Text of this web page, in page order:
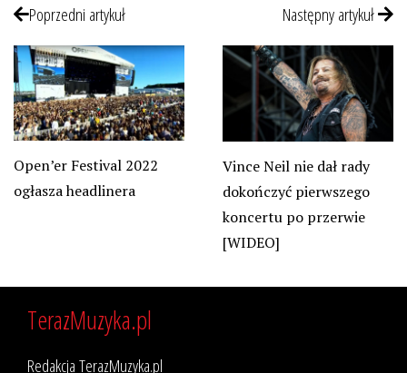
Poprzedni artykuł
Open’er Festival 2022
ogłasza headlinera
Następny artykuł
Vince Neil nie dał rady
dokończyć pierwszego
koncertu po przerwie
[WIDEO]
TerazMuzyka.pl
Redakcja TerazMuzyka.pl